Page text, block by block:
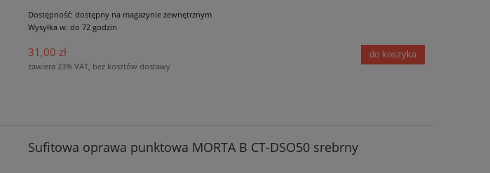
Dostępność: dostępny na magazynie zewnętrznym
Wysyłka w: do 72 godzin
31,00 zł
zawiera 23% VAT, bez kosztów dostawy
do koszyka
Sufitowa oprawa punktowa MORTA B CT-DSO50 srebrny